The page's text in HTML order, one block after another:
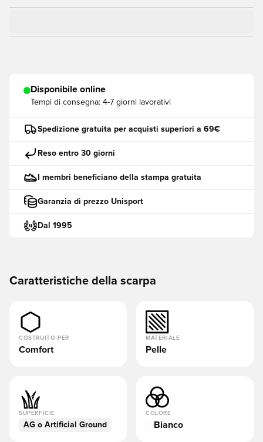
Disponibile online
Tempi di consegna: 4-7 giorni lavorativi
Spedizione gratuita per acquisti superiori a 69€
Reso entro 30 giorni
I membri beneficiano della stampa gratuita
Garanzia di prezzo Unisport
Dal 1995
Caratteristiche della scarpa
COSTRUITO PER
Comfort
MATERIALE
Pelle
SUPERFICIE
AG o Artificial Ground
COLORE
Bianco